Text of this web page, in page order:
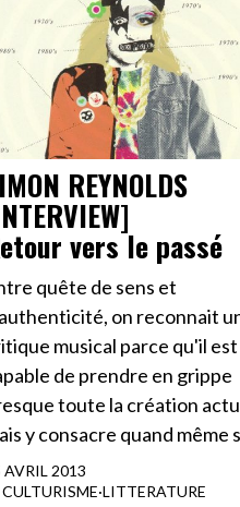
REYNOLDS
vers le passé
quête de sens et
on reconnait
musical parce qu'il est
de prendre en grippe
toute la création
y consacre quand même
AVRIL 2013
CULTURISME·LITTERATURE